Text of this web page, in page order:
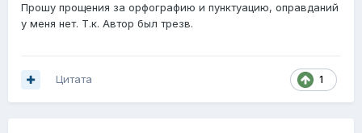
Прошу прощения за орфографию и пунктуацию, оправданий
у меня нет. Т.к. Автор был трезв.
1
Цитата